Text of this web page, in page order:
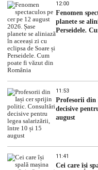
12:00
Fenomen
planete se
Perseidele.
11:53
Profesorii
decisive
august
11:41
Cei care își